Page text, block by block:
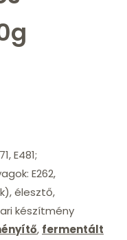
E481;
E262,
élesztő,
készítmény
, fermentált